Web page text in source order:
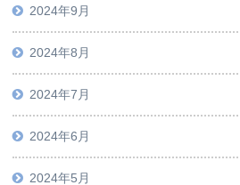
2024年9月
2024年8月
2024年7月
2024年6月
2024年5月